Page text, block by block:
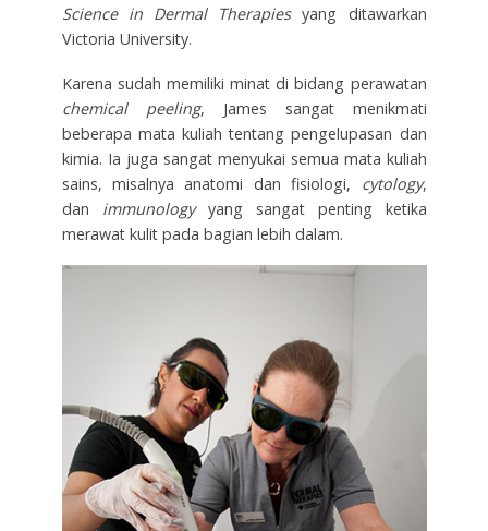
Science in Dermal Therapiesyang ditawarkan
Victoria University.
Karena sudah memiliki minat di bidang perawatan
chemical peeling, James sangat menikmati
beberapa mata kuliah tentang pengelupasan dan
kimia. Ia juga sangat menyukai semua mata kuliah
sains, misalnya anatomi dan fisiologi, cytology,
dan immunologyyang sangat penting ketika
merawat kulit pada bagian lebih dalam.